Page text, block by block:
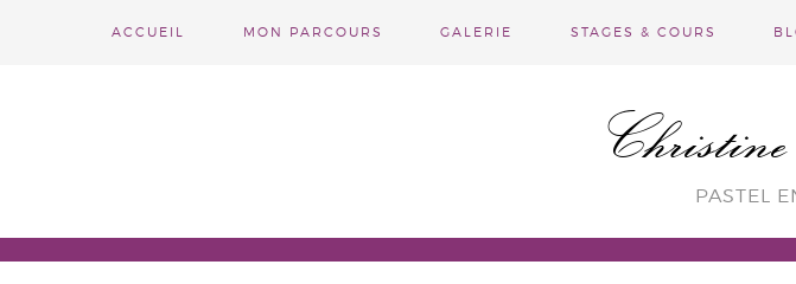
ACCUEIL MON PARCOURS GALERIE STAGES & COURS
PASTEL